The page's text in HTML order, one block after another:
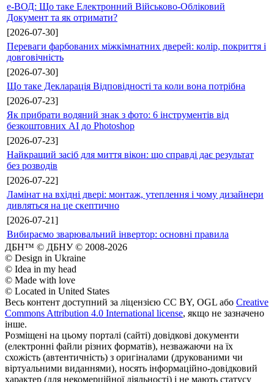
е-ВОД: Що таке Електронний Військово-Обліковий
Документ та як отримати?
[2026-07-30]
Переваги фарбованих міжкімнатних дверей: колір, покриття і
довговічність
[2026-07-30]
Що таке Декларація Відповідності та коли вона потрібна
[2026-07-23]
Як прибрати водяний знак з фото: 6 інструментів від
безкоштовних AI до Photoshop
[2026-07-23]
Найкращий засіб для миття вікон: що справді дає результат
без розводів
[2026-07-22]
Ламінат на вхідні двері: монтаж, утеплення і чому дизайнери
дивляться на це скептично
[2026-07-21]
Вибираємо зварювальний інвертор: основні правила
ДБН™ © ДБНУ © 2008-2026
© Design in Ukraine
© Idea in my head
© Made with love
© Located in United States
Весь контент доступний за ліцензією CC BY, OGL або Creative
Commons Attribution 4.0 International license, якщо не зазначено
інше.
Розміщені на цьому порталі (сайті) довідкові документи
(електронні файли різних форматів), незважаючи на їх
схожість (автентичність) з оригіналами (друкованими чи
віртуальними виданнями), носять інформаційно-довідковий
характер (для некомерційної діяльності) і не мають статусу